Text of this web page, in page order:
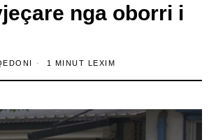
nga oborri i
1 MINUT LEXIM